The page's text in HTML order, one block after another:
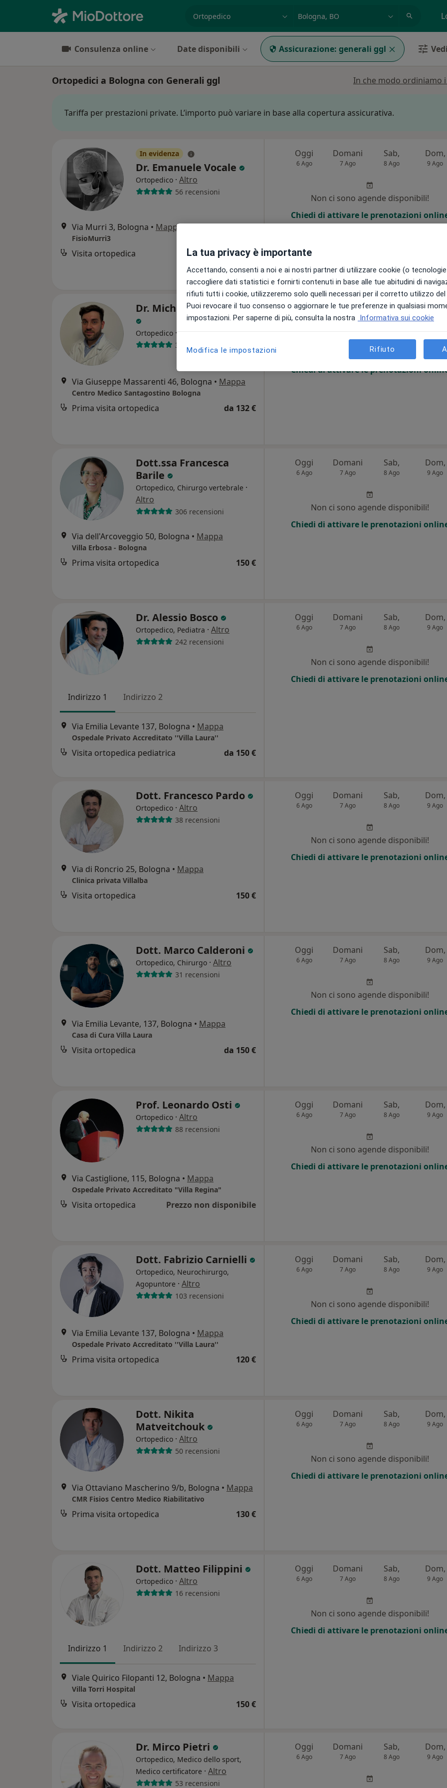
Consulenza online Date disponibili Assicurazione: generali ggl
Ortopedici a Bologna con Generali ggl In che modo ordiniamo
Tariffa per prestazioni private. L’importo può variare in base alla copertura assicurativa.
In evidenza
Dr. Emanuele Vocale
Ortopedico · Altro
56 recensioni
Via Murri 3, Bologna • Mappa
FisioMurri3
Visita ortopedica 150 €
Oggi
6 Ago
Domani
7 Ago
Sab,
8 Ago
Dom,
9 Ago
Non ci sono agende disponibili!
Chiedi di attivare le prenotazioni
Dr. Michele Dell'Orfano
Ortopedico ·
37 recensioni
Via Giuseppe Massarenti 46, Bologna • Mappa
Centro Medico Santagostino Bologna
Prima visita ortopedica da 132 €
Oggi
6 Ago
Domani
7 Ago
Sab,
8 Ago
Dom,
9 Ago
Non ci sono agende disponibili!
Chiedi di attivare le prenotazioni
Dott.ssa Francesca
Barile
Ortopedico, Chirurgo vertebrale ·
Altro
306 recensioni
Via dell'Arcoveggio 50, Bologna • Mappa
Villa Erbosa - Bologna
Prima visita ortopedica 150 €
Oggi
6 Ago
Domani
7 Ago
Sab,
8 Ago
Dom,
9 Ago
Non ci sono agende disponibili!
Chiedi di attivare le prenotazioni
Dr. Alessio Bosco
Ortopedico, Pediatra · Altro
242 recensioni
Indirizzo 1 Indirizzo 2
Via Emilia Levante 137, Bologna • Mappa
Ospedale Privato Accreditato ''Villa Laura''
Visita ortopedica pediatrica da 150 €
Oggi
6 Ago
Domani
7 Ago
Sab,
8 Ago
Dom,
9 Ago
Non ci sono agende disponibili!
Chiedi di attivare le prenotazioni
Dott. Francesco Pardo
Ortopedico · Altro
38 recensioni
Via di Roncrio 25, Bologna • Mappa
Clinica privata Villalba
Visita ortopedica 150 €
Oggi
6 Ago
Domani
7 Ago
Sab,
8 Ago
Dom,
9 Ago
Non ci sono agende disponibili!
Chiedi di attivare le prenotazioni
Dott. Marco Calderoni
Ortopedico, Chirurgo · Altro
31 recensioni
Via Emilia Levante, 137, Bologna • Mappa
Casa di Cura Villa Laura
Visita ortopedica da 150 €
Oggi
6 Ago
Domani
7 Ago
Sab,
8 Ago
Dom,
9 Ago
Non ci sono agende disponibili!
Chiedi di attivare le prenotazioni
Prof. Leonardo Osti
Ortopedico · Altro
88 recensioni
Via Castiglione, 115, Bologna • Mappa
Ospedale Privato Accreditato "Villa Regina"
Visita ortopedica Prezzo non disponibile
Oggi
6 Ago
Domani
7 Ago
Sab,
8 Ago
Dom,
9 Ago
Non ci sono agende disponibili!
Chiedi di attivare le prenotazioni
Dott. Fabrizio Carnielli
Ortopedico, Neurochirurgo,
Agopuntore · Altro
103 recensioni
Via Emilia Levante 137, Bologna • Mappa
Ospedale Privato Accreditato ''Villa Laura''
Prima visita ortopedica 120 €
Oggi
6 Ago
Domani
7 Ago
Sab,
8 Ago
Dom,
9 Ago
Non ci sono agende disponibili!
Chiedi di attivare le prenotazioni
Dott. Nikita
Matveitchouk
Ortopedico · Altro
50 recensioni
Via Ottaviano Mascherino 9/b, Bologna • Mappa
CMR Fisios Centro Medico Riabilitativo
Prima visita ortopedica 130 €
Oggi
6 Ago
Domani
7 Ago
Sab,
8 Ago
Dom,
9 Ago
Non ci sono agende disponibili!
Chiedi di attivare le prenotazioni
Dott. Matteo Filippini
Ortopedico · Altro
16 recensioni
Indirizzo 1 Indirizzo 2 Indirizzo 3
Viale Quirico Filopanti 12, Bologna • Mappa
Villa Torri Hospital
Visita ortopedica 150 €
Oggi
6 Ago
Domani
7 Ago
Sab,
8 Ago
Dom,
9 Ago
Non ci sono agende disponibili!
Chiedi di attivare le prenotazioni
Dr. Mirco Pietri
Ortopedico, Medico dello sport,
Medico certificatore · Altro
53 recensioni
Oggi
6 Ago
Domani
7 Ago
Sab,
8 Ago
Dom,
9 Ago
La tua privacy è importante
Accettando, consenti a noi e ai nostri partner di utilizzare cookie (o
raccogliere dati statistici e fornirti contenuti in base alle tue abitudini di
rifiuti tutti i cookie, utilizzeremo solo quelli necessari per il corretto utilizzo
Puoi revocare il tuo consenso o aggiornare le tue preferenze in qualsiasi
impostazioni. Per saperne di più, consulta la nostra Informativa sui cookie
Modifica le impostazioni Rifiuto